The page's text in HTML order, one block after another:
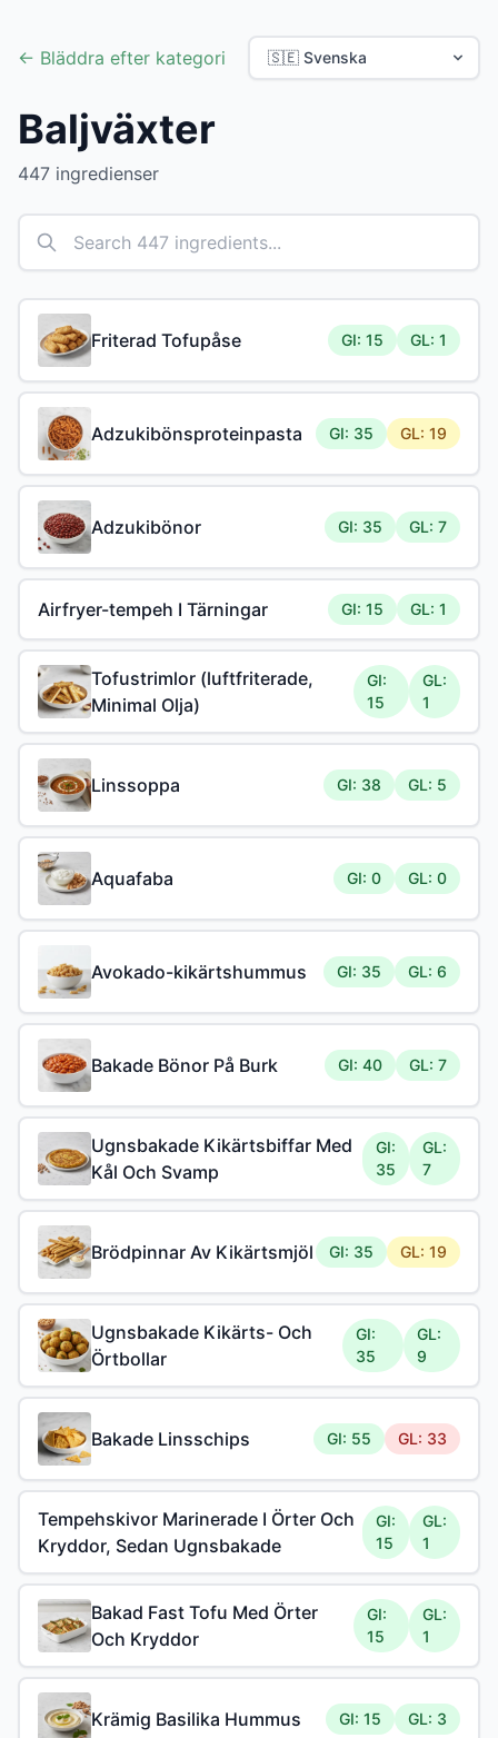
← Bläddra efter kategori
Baljväxter
447 ingredienser
Friterad Tofupåse GI: 15 GL: 1
Adzukibönsproteinpasta GI: 35 GL: 19
Adzukibönor GI: 35 GL: 7
Airfryer-tempeh I Tärningar GI: 15 GL: 1
Tofustrimlor (luftfriterade,
Minimal Olja)
GI:
15
GL:
1
Linssoppa GI: 38 GL: 5
Aquafaba GI: 0 GL: 0
Avokado-kikärtshummus GI: 35 GL: 6
Bakade Bönor På Burk GI: 40 GL: 7
Ugnsbakade Kikärtsbiffar Med
Kål Och Svamp
GI:
35
GL:
7
Brödpinnar Av Kikärtsmjöl GI: 35 GL: 19
Ugnsbakade Kikärts- Och
Örtbollar
GI:
35
GL:
9
Bakade Linsschips GI: 55 GL: 33
Tempehskivor Marinerade I Örter Och
Kryddor, Sedan Ugnsbakade
GI:
15
GL:
1
Bakad Fast Tofu Med Örter
Och Kryddor
GI:
15
GL:
1
Krämig Basilika Hummus GI: 15 GL: 3